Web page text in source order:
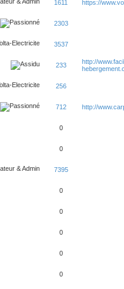
1611 https://
2303
3537
233
http://
256
712 http://
0
0
7395
0
0
0
0
0